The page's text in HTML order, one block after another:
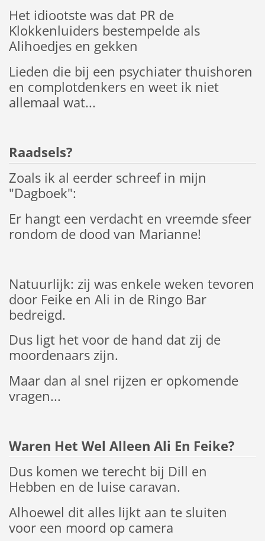
Het idiootste was dat PR de
Klokkenluiders bestempelde als
Alihoedjes en gekken
Lieden die bij een psychiater thuishoren
en complotdenkers en weet ik niet
allemaal wat...
Raadsels?
Zoals ik al eerder schreef in mijn
"Dagboek":
Er hangt een verdacht en vreemde sfeer
rondom de dood van Marianne!
Natuurlijk: zij was enkele weken tevoren
door Feike en Ali in de Ringo Bar
bedreigd.
Dus ligt het voor de hand dat zij de
moordenaars zijn.
Maar dan al snel rijzen er opkomende
vragen...
Waren Het Wel Alleen Ali En Feike?
Dus komen we terecht bij Dill en
Hebben en de luise caravan.
Alhoewel dit alles lijkt aan te sluiten
voor een moord op camera